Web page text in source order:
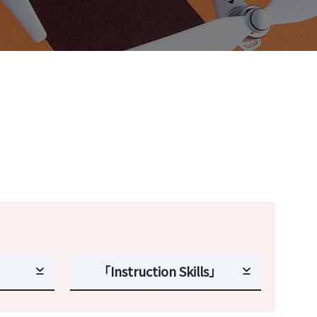
「Instruction Skills」